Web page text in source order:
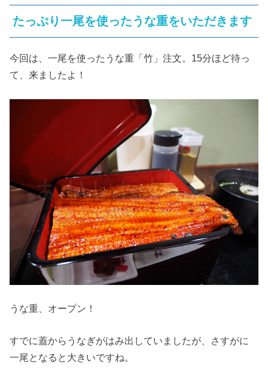
たっぷり一尾を使ったうな重をいただきます
今回は、一尾を使ったうな重「竹」注文。15分ほど待っ
て、来ましたよ！
うな重、オープン！
すでに蓋からうなぎがはみ出していましたが、さすがに
一尾となると大きいですね。